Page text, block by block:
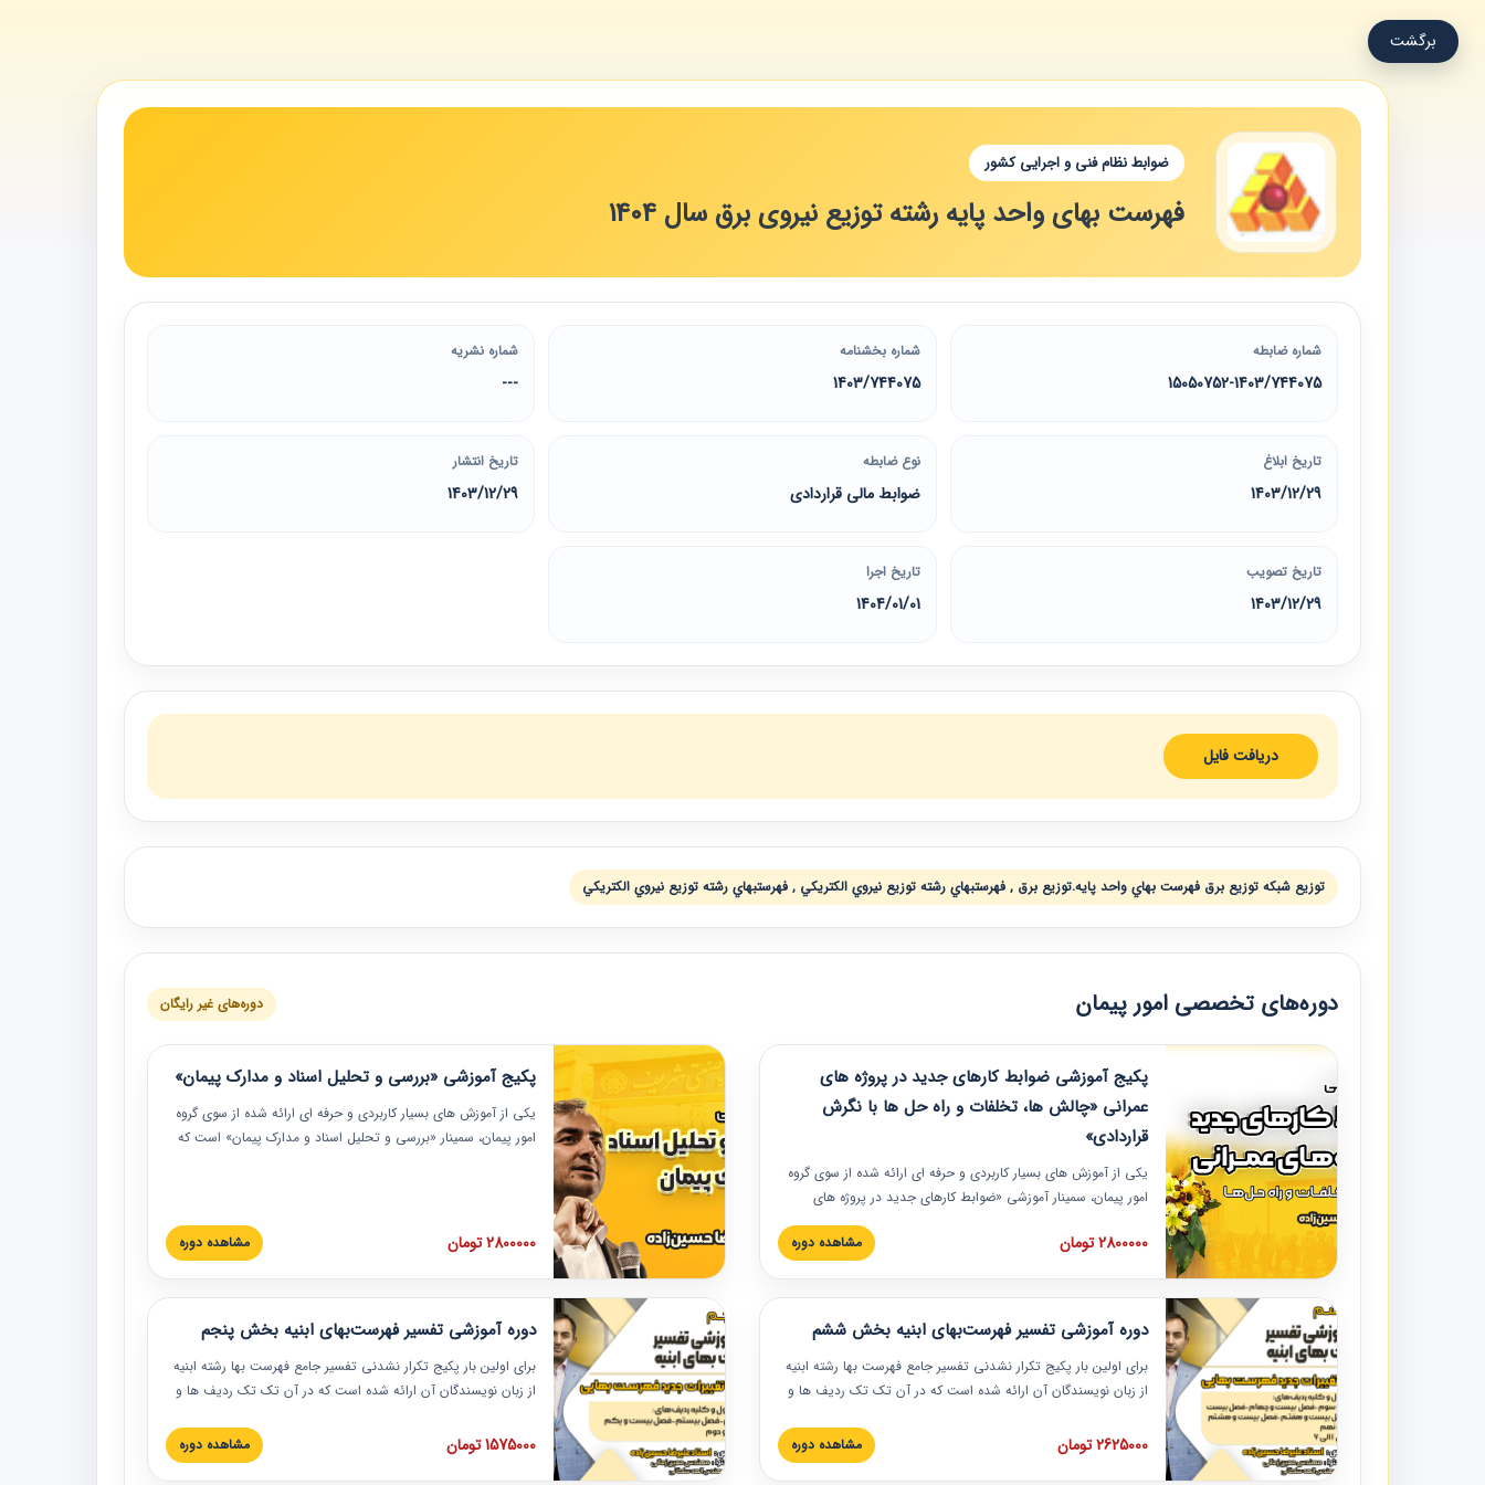
برگشت
ضوابط نظام فنی و اجرایی کشور
فهرست بهای واحد پایه رشته توزیع نیروی برق سال 1404
شماره ضابطه
15050752-1403/744075
شماره بخشنامه
1403/744075
شماره نشریه
---
تاریخ ابلاغ
1403/12/29
نوع ضابطه
ضوابط مالی قراردادی
تاریخ انتشار
1403/12/29
تاریخ تصویب
1403/12/29
تاریخ اجرا
1404/01/01
دریافت فایل
توزيع شبكه توزيع برق فهرست بهاي واحد پايه.توزيع برق , فهرستبهاي رشته توزيع نيروي الكتريكي , فهرستبهاي رشته توزيع نيروي الكتريكي
دوره‌های تخصصی امور پیمان دوره‌های غیر رایگان
پکیج آموزشی ضوابط کارهای جدید در پروژه های
عمرانی «چالش ها، تخلفات و راه حل ها با نگرش
قراردادی»
یکی از آموزش‏‏‏‏‏‏ های بسیار کاربردی و حرفه‏ ای ارائه شده از سوی گروه
امور پیمان، سمینار آموزشی «ضوابط کارهای جدید در پروژه های
عمرانی» چالش ها، تخلفات و راه حل ها با نگرش قراردادی است که
در محل سندیکای شرکت های ساختمانی کشور ارائه شد. در این
به همراه تجربیات عملی ارائه شده است.
2800000 تومان مشاهده دوره
پکیج آموزشی «بررسی و تحلیل اسناد و مدارک پیمان»
یکی از آموزش‏‏‏‏‏‏ های بسیار کاربردی و حرفه‏ ای ارائه شده از سوی گروه
امور پیمان، سمینار «بررسی و تحلیل اسناد و مدارک پیمان» است که
عملی در این خصوص ارائه شده است.
2800000 تومان مشاهده دوره
دوره آموزشی تفسیر فهرست‌بهای ابنیه بخش ششم
برای اولین بار پکیج تکرار نشدنی تفسیر جامع فهرست بها رشته ابنیه
از زبان نویسندگان آن ارائه شده است که در آن تک تک ردیف ها و
تصویری بوده و به همراه تصاویر عملیات اجرایی مرتبط با ردیف های
فهرست بها ارائه شده است. این دوره با کلام مهندس
2625000 تومان مشاهده دوره
دوره آموزشی تفسیر فهرست‌بهای ابنیه بخش پنجم
برای اولین بار پکیج تکرار نشدنی تفسیر جامع فهرست بها رشته ابنیه
از زبان نویسندگان آن ارائه شده است که در آن تک تک ردیف ها و
تصویری بوده و به همراه تصاویر عملیات اجرایی مرتبط با ردیف های
فهرست بها ارائه شده است. این دوره با کلام مهندس
1575000 تومان مشاهده دوره